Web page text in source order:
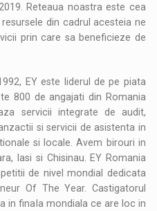
Reteaua noastra este cea
din cadrul acesteia ne
prin care sa beneficieze de
EY este liderul de pe piata
800 de angajati din Romania
servicii integrate de audit,
si servicii de asistenta in
si locale. Avem birouri in
Iasi si Chisinau. EY Romania
de nivel mondial dedicata
Of The Year. Castigatorul
in finala mondiala ce are loc in